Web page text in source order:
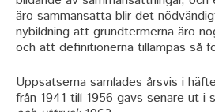
äro sammansatta blir det
nybildning att grundtermerna äro
och att definitionerna tillämpas så
Uppsatserna samlades årsvis i
från 1941 till 1956 gavs senare ut i